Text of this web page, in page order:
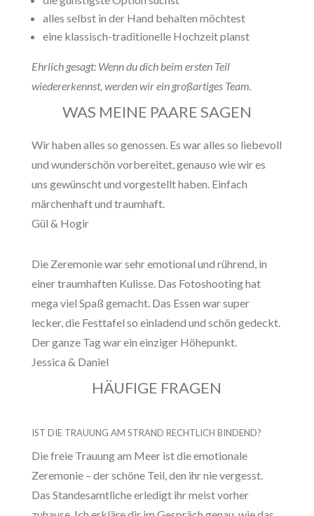
alles selbst in der Hand behalten möchtest
eine klassisch-traditionelle Hochzeit planst
Ehrlich gesagt: Wenn du dich beim ersten Teil
wiedererkennst, werden wir ein großartiges Team.
WAS MEINE PAARE SAGEN
Wir haben alles so genossen. Es war alles so liebevoll
und wunderschön vorbereitet, genauso wie wir es
uns gewünscht und vorgestellt haben. Einfach
märchenhaft und traumhaft.
Gül & Hogir
Die Zeremonie war sehr emotional und rührend, in
einer traumhaften Kulisse. Das Fotoshooting hat
mega viel Spaß gemacht. Das Essen war super
lecker, die Festtafel so einladend und schön gedeckt.
Der ganze Tag war ein einziger Höhepunkt.
Jessica & Daniel
HÄUFIGE FRAGEN
IST DIE TRAUUNG AM STRAND RECHTLICH BINDEND?
Die freie Trauung am Meer ist die emotionale
Zeremonie – der schöne Teil, den ihr nie vergesst.
Das Standesamtliche erledigt ihr meist vorher